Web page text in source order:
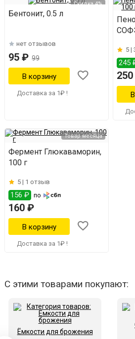
Скидка 4%
Бентонит, 0.5 л
нет отзывов
95 ₽ 99
Доставка за 1₽ !
5 |
245
Товар месяца
Фермент Глюкаваморин,
100 г
5 | 1 отзыв
156 ₽ по
160 ₽
Доставка за 1₽ !
С этими товарами покупают:
Ёмкости для брожения